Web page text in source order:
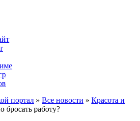
портал » Все новости » Красота и
бросать работу?